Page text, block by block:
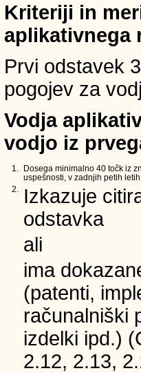
Kriteriji in
aplikativnega
Prvi odstavek
pogojev za
Vodja
vodjo iz
1.
Dosega minimalno 40 točk iz
uspešnosti, v zadnjih petih letih.
2.
Izkazuje
odstavka
ali
ima
(patenti,
računalniški
izdelki ipd.)
2.12, 2.13,